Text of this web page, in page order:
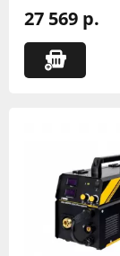
27 569 р.